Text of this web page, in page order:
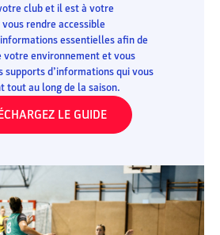
club et il est à votre
rendre accessible
essentielles afin de
votre environnement et vous
supports d’informations qui vous
tout au long de la saison.
LE GUIDE